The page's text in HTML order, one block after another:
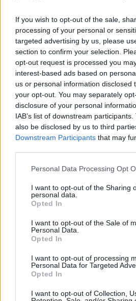
If you wish to opt-out of the sale,
processing of your personal or
targeted advertising by us, please
section to confirm your selection.
opt-out request is processed you
interest-based ads based on
us or personal information disclosed
your opt-out. You may separately
disclosure of your personal
IAB’s list of downstream
also be disclosed by us to third
Downstream Participants that may
Please note that this website/app
not limited to your visit or usage
grant or deny consent to Google and
use your data for below specified
consent section.
Personal Data Processing Opt
I want to opt-out of the Sharing
personal data.
Opted In
I want to opt-out of the Sale of
Personal Data.
Opted In
I want to opt-out of processing
Personal Data for Targeted
Opted In
I want to opt-out of Collection,
clean girl look
TAGS ΤΑΞΙΔΙ
BEST OF